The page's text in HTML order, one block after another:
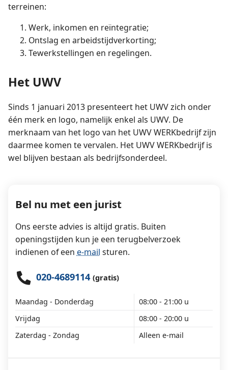
terreinen:
Werk, inkomen en reïntegratie;
Ontslag en arbeidstijdverkorting;
Tewerkstellingen en regelingen.
Het UWV
Sinds 1 januari 2013 presenteert het UWV zich onder
één merk en logo, namelijk enkel als UWV. De
merknaam van het logo van het UWV WERKbedrijf zijn
daarmee komen te vervalen. Het UWV WERKbedrijf is
wel blijven bestaan als bedrijfsonderdeel.
Bel nu met een jurist
Ons eerste advies is altijd gratis. Buiten
openingstijden kun je een terugbelverzoek
indienen of eene-mail sturen.
020-4689114 (gratis)
Maandag - Donderdag
08:00 - 21:00 u
Vrijdag
08:00 - 20:00 u
Zaterdag - Zondag
Alleen e-mail